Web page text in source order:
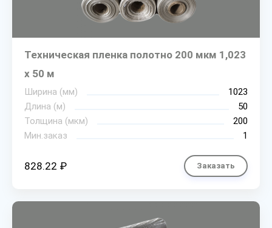
Техническая пленка полотно 200 мкм 1,023
х 50 м
Ширина (мм)
1023
Длина (м)
50
Толщина (мкм)
200
Мин.заказ
1
828.22 ₽ Заказать